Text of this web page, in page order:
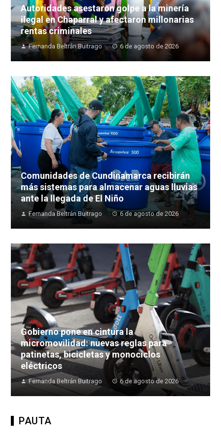
Autoridades asestaron golpe a la minería
ilegal en Chaparral y afectaron millonarias
rentas criminales
Fernanda Beltrán Buitrago 6 de agosto de 2026
Comunidades de Cundinamarca recibirán
más sistemas para almacenar aguas lluvias
ante la llegada de El Niño
Fernanda Beltrán Buitrago 6 de agosto de 2026
Gobierno pone en cintura la
micromovilidad: nuevas reglas para
patinetas, bicicletas y monociclos
eléctricos
Fernanda Beltrán Buitrago 6 de agosto de 2026
PAUTA